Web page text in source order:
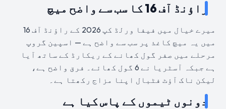
راؤنڈ آف 16 کا سب سے واضح میچ
میرے خیال میں فیفا ورلڈ کپ 2026 کے راؤنڈ آف 16
میں یہ میچ کاغذ پر سب سے واضح ہے — اسپین گروپ
مرحلے میں صفر گول کھانے کے ریکارڈ کے ساتھ آیا
ہے جبکہ آسٹریا نے 6 گول کھائے۔ فرق واضح ہے،
لیکن ناک آؤٹ فٹبال اپنا مزاج رکھتا ہے۔
دونوں ٹیموں کے پاس کیا ہے